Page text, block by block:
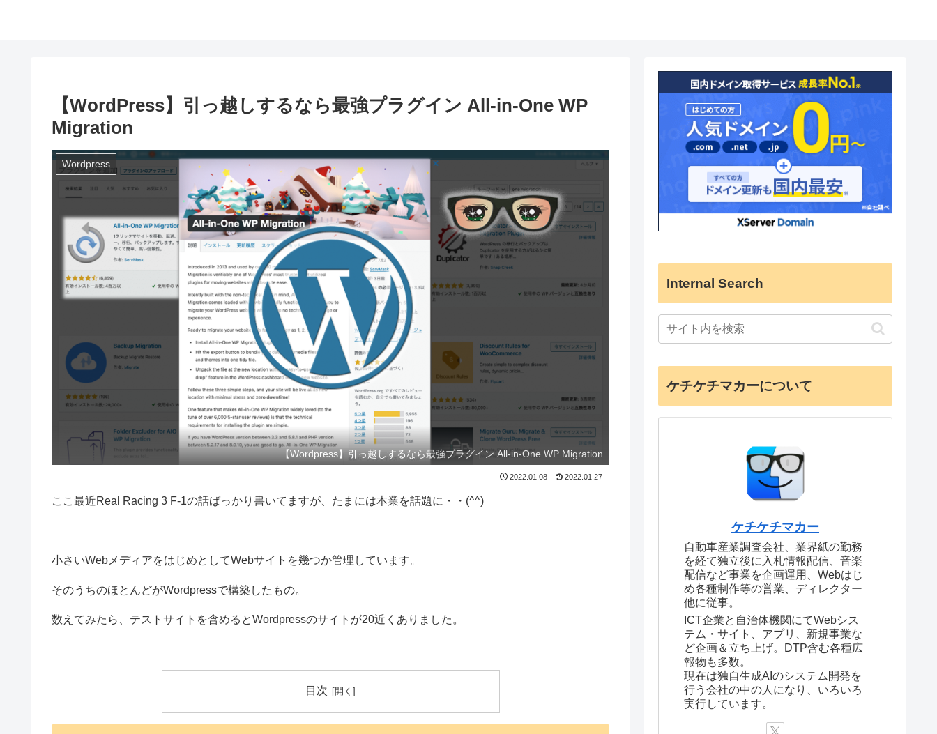
【WordPress】引っ越しするなら最強プラグイン All-in-One WP
Migration
Wordpress
【Wordpress】引っ越しするなら最強プラグイン All-in-One WP Migration
2022.01.08 2022.01.27
ここ最近Real Racing 3 F-1の話ばっかり書いてますが、たまには本業を話題に・・(^^)
小さいWebメディアをはじめとしてWebサイトを幾つか管理しています。
そのうちのほとんどがWordpressで構築したもの。
数えてみたら、テストサイトを含めるとWordpressのサイトが20近くありました。
目次
Internal Search
ケチケチマカーについて
ケチケチマカー
自動車産業調査会社、業界紙の勤務
を経て独立後に入札情報配信、音楽
配信など事業を企画運用、Webはじ
め各種制作等の営業、ディレクター
他に従事。
ICT企業と自治体機関にてWebシス
テム・サイト、アプリ、新規事業な
ど企画＆立ち上げ。DTP含む各種広
報物も多数。
現在は独自生成AIのシステム開発を
行う会社の中の人になり、いろいろ
実行しています。